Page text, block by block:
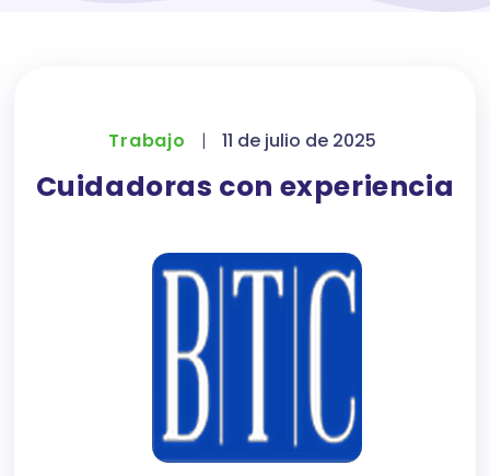
Trabajo | 11 de julio de 2025
Cuidadoras con experiencia